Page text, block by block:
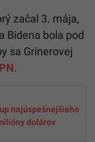
začal 3. mája,
Bidena bola pod
sa Grinerovej
.
najúspešnejšieho
dolárov